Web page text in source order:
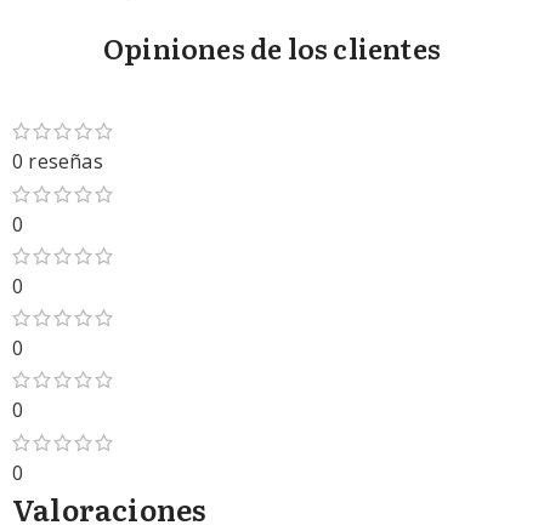
esenciales Cheer, para disfrutar de los beneficios
Leer mas
Opiniones de los clientes
0 reseñas
0
0
0
0
0
Valoraciones